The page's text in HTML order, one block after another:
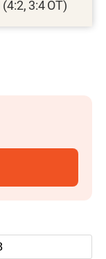
3:4 ОТ)